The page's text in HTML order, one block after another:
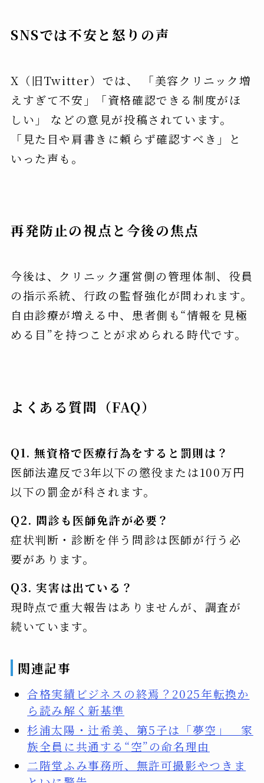
SNSでは不安と怒りの声
X（旧Twitter）では、 「美容クリニック増
えすぎて不安」「資格確認できる制度がほ
しい」 などの意見が投稿されています。
「見た目や肩書きに頼らず確認すべき」と
いった声も。
再発防止の視点と今後の焦点
今後は、クリニック運営側の管理体制、役員
の指示系統、行政の監督強化が問われます。
自由診療が増える中、患者側も“情報を見極
める目”を持つことが求められる時代です。
よくある質問（FAQ）
Q1. 無資格で医療行為をすると罰則は？
医師法違反で3年以下の懲役または100万円
以下の罰金が科されます。
Q2. 問診も医師免許が必要？
症状判断・診断を伴う問診は医師が行う必
要があります。
Q3. 実害は出ている？
現時点で重大報告はありませんが、調査が
続いています。
関連記事
合格実績ビジネスの終焉？2025年転換か
ら読み解く新基準
杉浦太陽・辻希美、第5子は「夢空」 家
族全員に共通する“空”の命名理由
二階堂ふみ事務所、無許可撮影やつきま